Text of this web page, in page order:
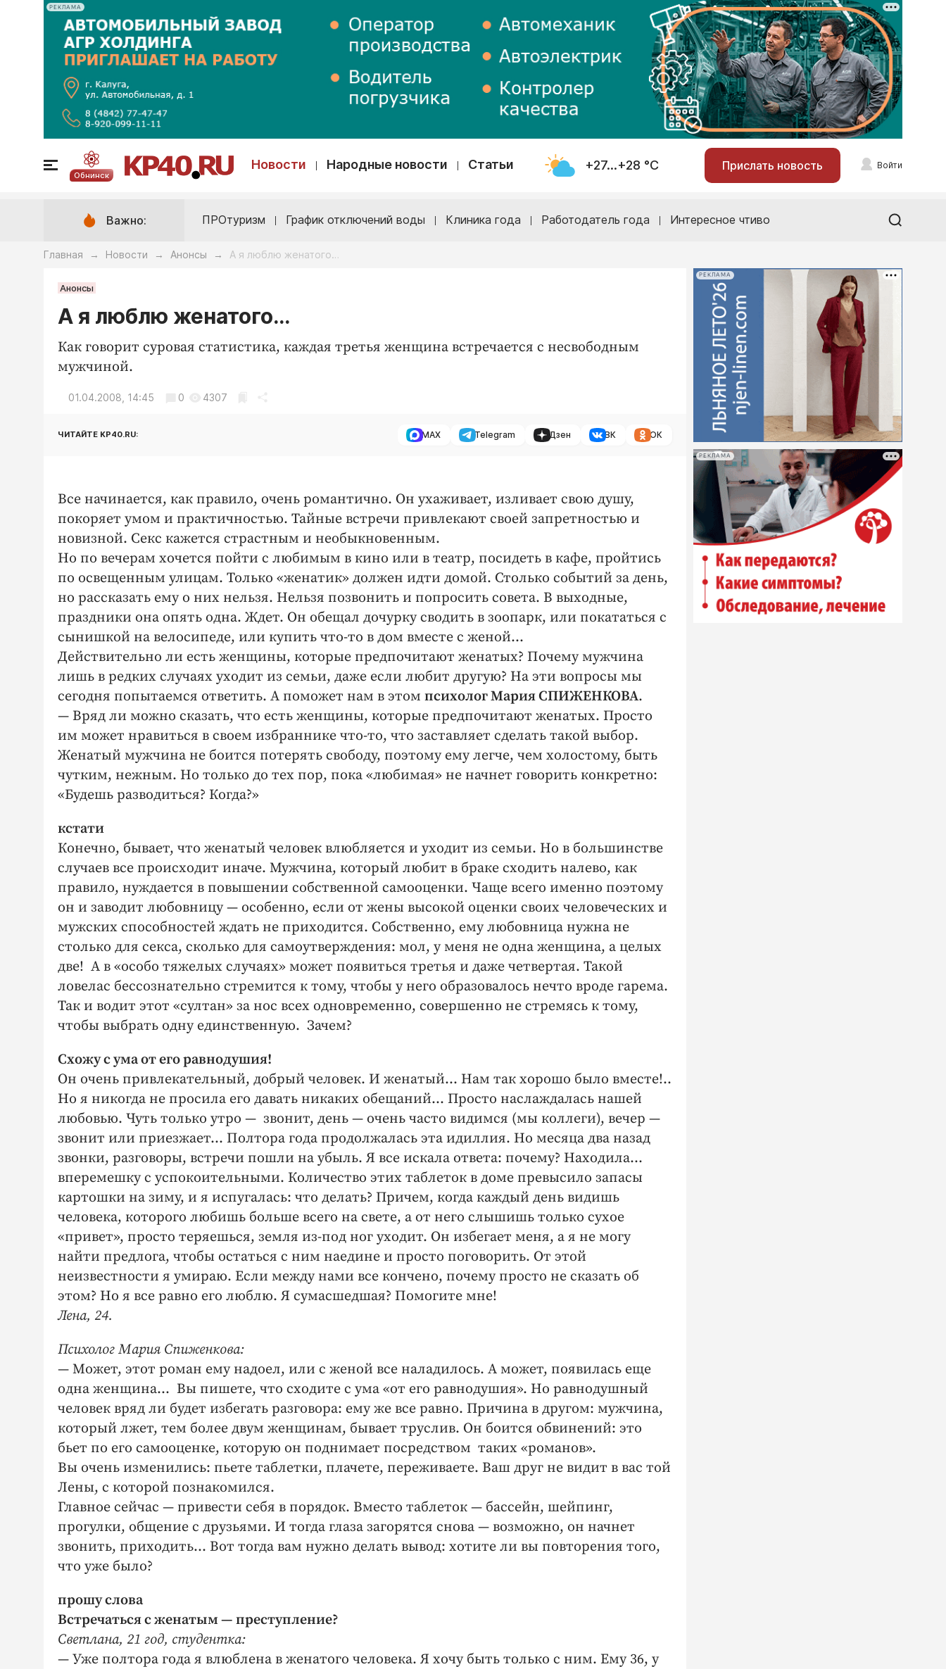
РЕКЛАМА
Обнинск
Новости Народные новости Статьи +27...+28 °С Прислать новость Войти
Важно: ПРОтуризм График отключений воды Клиника года Работодатель года Интересное чтиво
Главная → Новости → Анонсы → А я люблю женатого…
Анонсы
А я люблю женатого…
Как говорит суровая статистика, каждая третья женщина встречается с несвободным
мужчиной.
01.04.2008, 14:45 0 4307
ЧИТАЙТЕ KP40.RU: MAX Telegram Дзен ВК ОК
Все начинается, как правило, очень романтично. Он ухаживает, изливает свою душу,
покоряет умом и практичностью. Тайные встречи привлекают своей запретностью и
новизной. Секс кажется страстным и необыкновенным.
Но по вечерам хочется пойти с любимым в кино или в театр, посидеть в кафе, пройтись
по освещенным улицам. Только «женатик» должен идти домой. Столько событий за день,
но рассказать ему о них нельзя. Нельзя позвонить и попросить совета. В выходные,
праздники она опять одна. Ждет. Он обещал дочурку сводить в зоопарк, или покататься с
сынишкой на велосипеде, или купить что-то в дом вместе с женой…
Действительно ли есть женщины, которые предпочитают женатых? Почему мужчина
лишь в редких случаях уходит из семьи, даже если любит другую? На эти вопросы мы
сегодня попытаемся ответить. А поможет нам в этом психолог Мария СПИЖЕНКОВА.
— Вряд ли можно сказать, что есть женщины, которые предпочитают женатых. Просто
им может нравиться в своем избраннике что-то, что заставляет сделать такой выбор.
Женатый мужчина не боится потерять свободу, поэтому ему легче, чем холостому, быть
чутким, нежным. Но только до тех пор, пока «любимая» не начнет говорить конкретно:
«Будешь разводиться? Когда?»
кстати
Конечно, бывает, что женатый человек влюбляется и уходит из семьи. Но в большинстве
случаев все происходит иначе. Мужчина, который любит в браке сходить налево, как
правило, нуждается в повышении собственной самооценки. Чаще всего именно поэтому
он и заводит любовницу — особенно, если от жены высокой оценки своих человеческих и
мужских способностей ждать не приходится. Собственно, ему любовница нужна не
столько для секса, сколько для самоутверждения: мол, у меня не одна женщина, а целых
две! А в «особо тяжелых случаях» может ­появиться третья и даже четвертая. Такой
ловелас бессознательно стремится к тому, чтобы у него образовалось нечто вроде гарема.
Так и водит этот «султан» за нос всех одновременно, совершенно не стремясь к тому,
чтобы выбрать одну единственную. Зачем?
Схожу с ума от его равнодушия!
Он очень привлекательный, добрый человек. И женатый... Нам так хорошо было вместе!..
Но я никогда не просила его давать никаких обещаний... Просто наслаждалась нашей
любовью. Чуть только утро — звонит, день — очень часто видимся (мы коллеги), вечер —
звонит или приезжает... Полтора года продолжалась эта идиллия. Но месяца два назад
звонки, разговоры, встречи пошли на убыль. Я все искала ответа: почему? Находила...
вперемешку с успокоительными. Количество этих таблеток в доме превысило запасы
картошки на зиму, и я испугалась: что делать? Причем, когда каждый день видишь
человека, которого любишь больше всего на свете, а от него слышишь только сухое
«привет», просто теряешься, земля из-под ног уходит. Он избегает меня, а я не могу
найти предлога, чтобы остаться с ним наедине и просто поговорить. От этой
неизвестности я умираю. Если между нами все кончено, почему просто не сказать об
этом? Но я все равно его люблю. Я сумасшедшая? Помогите мне!
Лена, 24.
Психолог Мария Спиженкова:
— Может, этот роман ему надоел, или с женой все наладилось. А может, по­явилась еще
одна женщина… Вы пишете, что сходите с ума «от его равнодушия». Но равнодушный
человек вряд ли будет избегать разговора: ему же все равно. Причина в другом: мужчина,
который лжет, тем более двум женщинам, бывает труслив. Он боится обвинений: это
бьет по его самооценке, которую он поднимает посредством таких «романов».
Вы очень изменились: пьете таблетки, плачете, переживаете. Ваш друг не видит в вас той
Лены, с которой познакомился.
Главное сейчас — привести себя в порядок. Вместо таблеток — бассейн, шейпинг,
прогулки, общение с друзьями. И тогда глаза загорятся снова — возможно, он начнет
звонить, приходить… Вот тогда вам нужно делать вывод: хотите ли вы повторения того,
что уже было?
прошу слова
Встречаться с женатым — преступление?
Светлана, 21 год, студентка:
— Уже полтора года я влюблена в женатого человека. Я хочу быть только с ним. Ему 36, у
РЕКЛАМА
РЕКЛАМА